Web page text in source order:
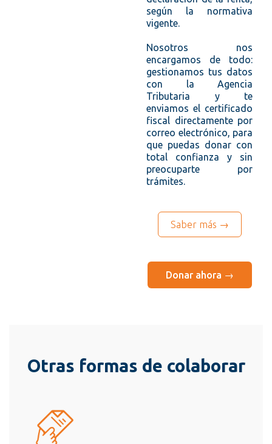
según la normativa
vigente.
Nosotros nos
encargamos de todo:
gestionamos tus datos
con la Agencia
Tributaria y te
enviamos el certificado
fiscal directamente por
correo electrónico, para
que puedas donar con
total confianza y sin
preocuparte por
trámites.
Saber más →
Donar ahora →
Otras formas de colaborar